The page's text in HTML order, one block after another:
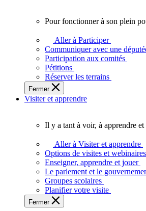
Ontariens.
fonctionner
plein
potentiel,
l'Assemblée
a
besoin
Pour fonctionner à son plein
Aller à Participer
Communiquer avec une
Participation aux comités
Pétitions
Réserver les terrains
Fermer
Visiter et apprendre
voir,
apprendre
et
Il y a tant à voir, à apprendre
Aller à Visiter et apprendre
Options de visites et webinaires
Enseigner, apprendre et jouer
Le parlement et le
Groupes scolaires
Planifier votre visite
Fermer